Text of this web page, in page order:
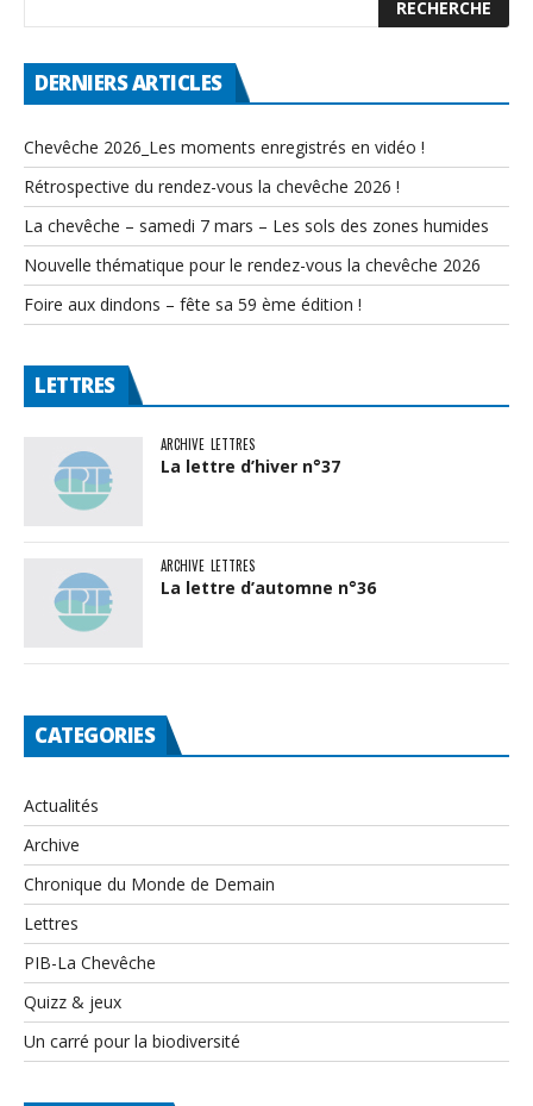
DERNIERS ARTICLES
Chevêche 2026_Les moments enregistrés en vidéo !
Rétrospective du rendez-vous la chevêche 2026 !
La chevêche – samedi 7 mars – Les sols des zones humides
Nouvelle thématique pour le rendez-vous la chevêche 2026
Foire aux dindons – fête sa 59 ème édition !
LETTRES
ARCHIVE LETTRES
La lettre d’hiver n°37
ARCHIVE LETTRES
La lettre d’automne n°36
CATEGORIES
Actualités
Archive
Chronique du Monde de Demain
Lettres
PIB-La Chevêche
Quizz & jeux
Un carré pour la biodiversité